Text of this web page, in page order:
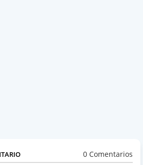
0 Comentarios